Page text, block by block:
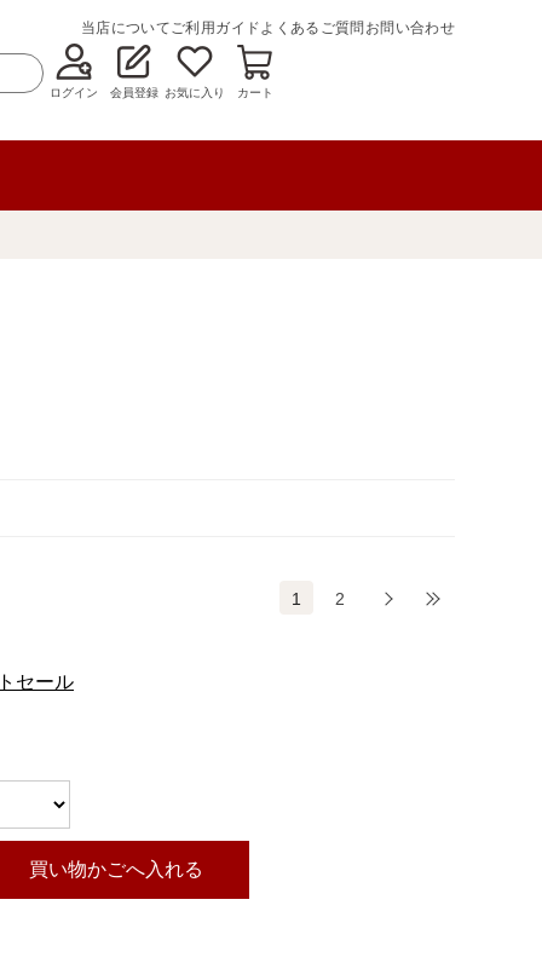
当店についてご利用ガイドよくあるご質問 お問い合わせ
ログイン 会員登録 お気に入り カート
1 2
セール
買い物かごへ入れる